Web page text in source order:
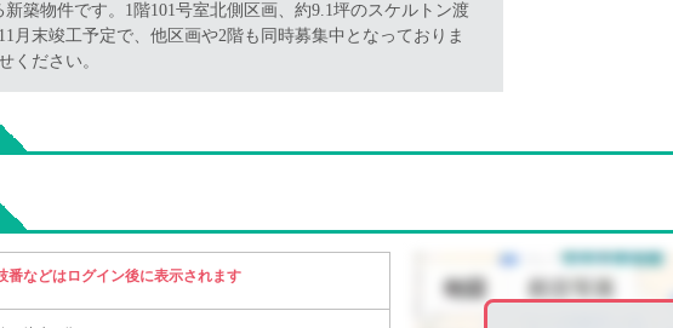
築物件です。1階101号室北側区画、約9.1坪のスケルトン渡
月末竣工予定で、他区画や2階も同時募集中となっておりま
ください。
番などはログイン後に表示されます